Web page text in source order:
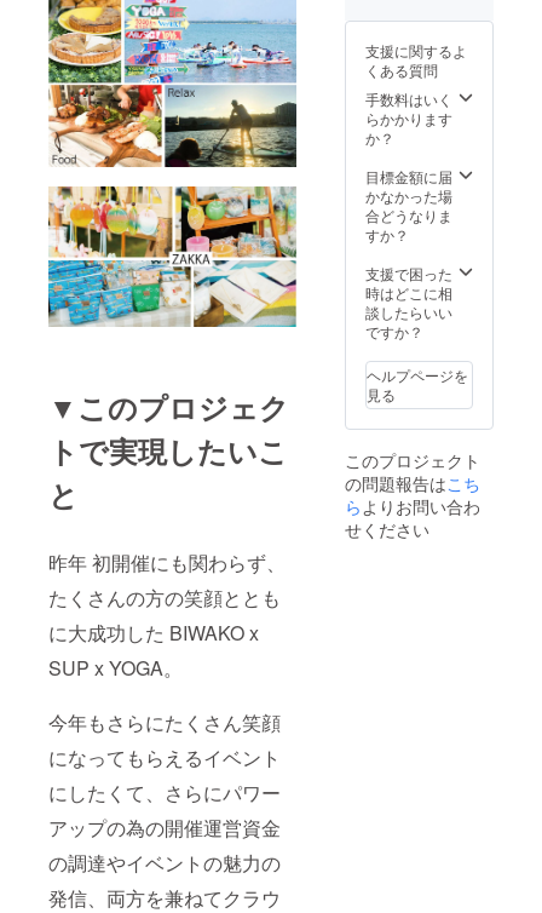
▼このプロジェク
トで実現したいこ
と
昨年 初開催にも関わらず、
たくさんの方の笑顔ととも
に大成功した BIWAKO x
SUP x YOGA。
今年もさらにたくさん笑顔
になってもらえるイベント
にしたくて、さらにパワー
アップの為の開催運営資金
の調達やイベントの魅力の
発信、両方を兼ねてクラウ
オル
（¥3,50
0-） サ
イズ：
約 173
x 61 cm
ド
（¥1,00
0-） ※画
です ※
デザイ
ンは予
告なく
なる場
合がご
ざいま
す ※８
から順
次発送
予定
ビー) 、
サイ
ズ：( M
か L )を
記入し
てくだ
い場合
には、
オフホ
送させ
ていた
だきま
す。)
ツ参考
寸法 着
丈/身幅
⇨ M 約
64cm L
約53cm
/
68cm】
▶︎B.S.Y
ルTシャ
カ
ラー)、
トート
バッ
グ・リ
ンドを
セット
でプレ
ゼン
▶︎¥31,0
00- 分の
プログ
ラム ２
リーパ
ス！！
▶︎フ
リーパ
オリジ
ナルT
シャツ
(¥3,300
-) カ
支援に関するよ
くある質問
手数料はいく
らかかります
か？
目標金額に届
かなかった場
合どうなりま
すか？
支援で困った
時はどこに相
談したらいい
ですか？
ヘルプページを
見る
このプロジェクト
の問題報告はこち
ら よりお問い合わ
せください